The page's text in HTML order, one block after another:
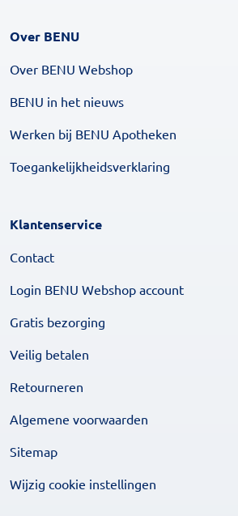
Over BENU
Over BENU Webshop
BENU in het nieuws
Werken bij BENU Apotheken
Toegankelijkheidsverklaring
Klantenservice
Contact
Login BENU Webshop account
Gratis bezorging
Veilig betalen
Retourneren
Algemene voorwaarden
Sitemap
Wijzig cookie instellingen